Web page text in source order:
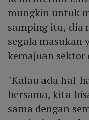
mungkin untuk
samping itu, dia
segala masukan
kemajuan sektor
"Kalau ada hal-
bersama, kita
sama dengan